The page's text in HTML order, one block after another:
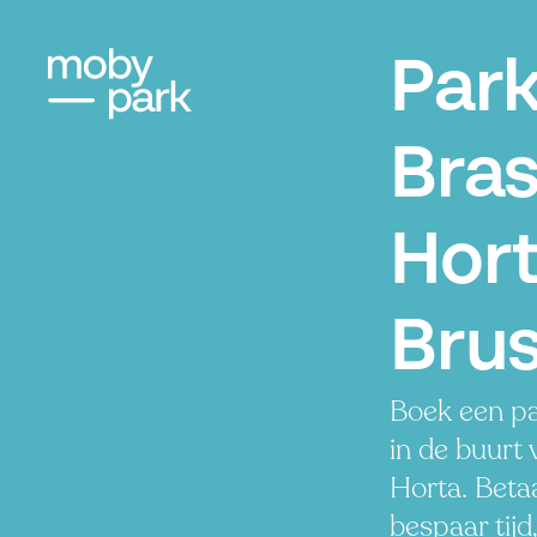
Boek een
in de buurt
Horta.
bespaar